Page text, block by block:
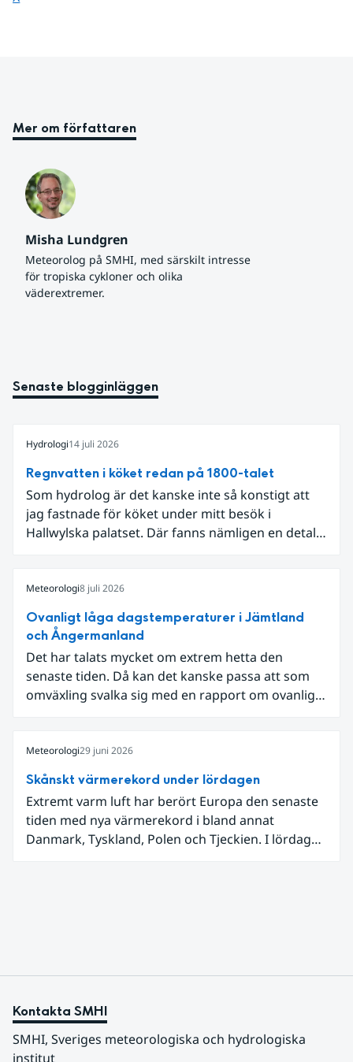
Mer om författaren
Misha Lundgren
Meteorolog på SMHI, med särskilt intresse
för tropiska cykloner och olika
väderextremer.
Senaste blogginläggen
Hydrologi14 juli 2026
Regnvatten i köket redan på 1800-talet
Som hydrolog är det kanske inte så konstigt att
jag fastnade för köket under mitt besök i
Hallwylska palatset. Där fanns nämligen en detalj
Meteorologi8 juli 2026
Ovanligt låga dagstemperaturer i Jämtland
och Ångermanland
Det har talats mycket om extrem hetta den
senaste tiden. Då kan det kanske passa att som
omväxling svalka sig med en rapport om ovanligt
Meteorologi29 juni 2026
Skånskt värmerekord under lördagen
Extremt varm luft har berört Europa den senaste
tiden med nya värmerekord i bland annat
Danmark, Tyskland, Polen och Tjeckien. I lördags
Kontakta SMHI
SMHI, Sveriges meteorologiska och hydrologiska
institut